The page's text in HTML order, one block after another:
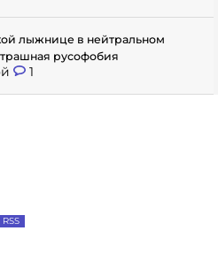
лыжнице в нейтральном
русофобия
1
RSS